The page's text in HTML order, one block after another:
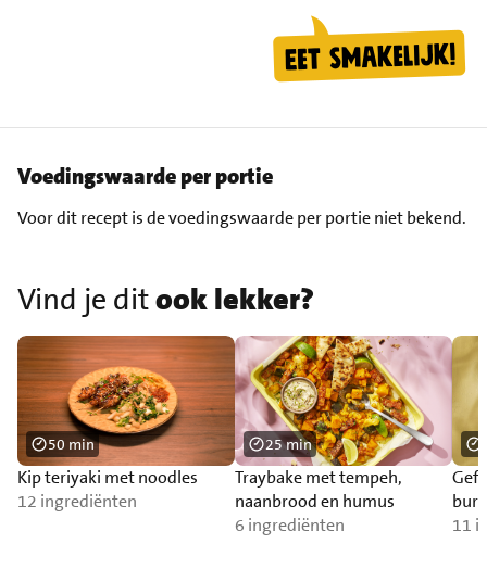
Voedingswaarde per portie
Voor dit recept is de voedingswaarde per portie niet bekend.
Vind je ditook lekker?
Kip teriyaki met noodles
12 ingrediënten
50 min
Traybake met tempeh,
naanbrood en humus
6 ingrediënten
25 min
11